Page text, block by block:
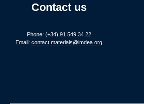
Contact us
Phone: (+34) 91 549 34 22
Email: contact.materials@imdea.org